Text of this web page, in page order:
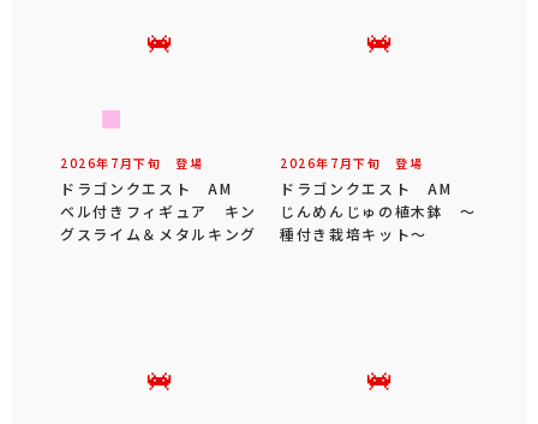
2026年 7 月下旬 登場
ドラゴンクエスト AM
ベル付きフィギュア キン
グスライム＆メタルキング
2026年 7 月下旬 登場
ドラゴンクエスト AM
じんめんじゅの植木鉢 ～
種付き栽培キット～